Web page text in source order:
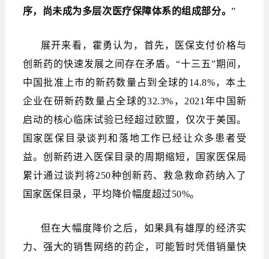
序，尚未成为多层次医疗保障体系的组成部分。”
展开来看，霍勇认为，首先，医保支付价格与
创新药的快速发展之间存在矛盾。“十三五”期间，
中国批准上市的新药数量占到全球的14.8%，本土
企业在研新药数量占全球的32.3%，2021年中国新
启动的核心临床试验已经超过欧盟，仅次于美国。
国家医保目录谈判和落地工作已经让众多患者受
益。创新药进入医保目录的周期缩短，国家医保局
累计通过谈判将250种创新药、救急救命药纳入了
国家医保目录，平均降价幅度超过50%。
但在大幅度降价之后，如果具有雄厚的经济实
力、强大的销售网络的药企，可能暂时凭借销量快